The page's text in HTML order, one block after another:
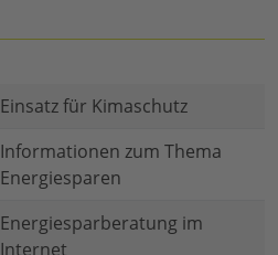
Einsatz für Kimaschutz
Informationen zum Thema
Energiesparen
Energiesparberatung im
Internet